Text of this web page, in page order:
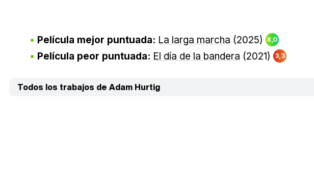
Película mejor puntuada: La larga marcha (2025) 8,0
Película peor puntuada: El día de la bandera (2021) 3,3
Todos los trabajos de Adam Hurtig